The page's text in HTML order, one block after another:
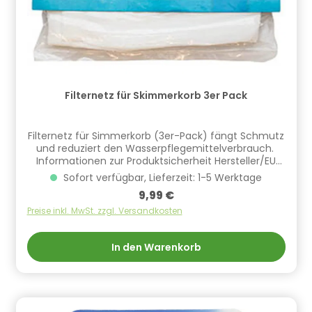
Filternetz für Skimmerkorb 3er Pack
Filternetz für Simmerkorb (3er-Pack) fängt Schmutz
und reduziert den Wasserpflegemittelverbrauch.
Informationen zur Produktsicherheit Hersteller/EU
Verantwortliche Person: CF Group Deutschland
GmbH, Bahnhofstraße 68, 73240 Wendlingen, DE,
info.de@cf.group, +4970244048100
Gefahrstoffhinweise (falls vorhanden):
Sofort verfügbar, Lieferzeit: 1-5 Werktage
Regulärer Preis:
9,99 €
Preise inkl. MwSt. zzgl. Versandkosten
In den Warenkorb